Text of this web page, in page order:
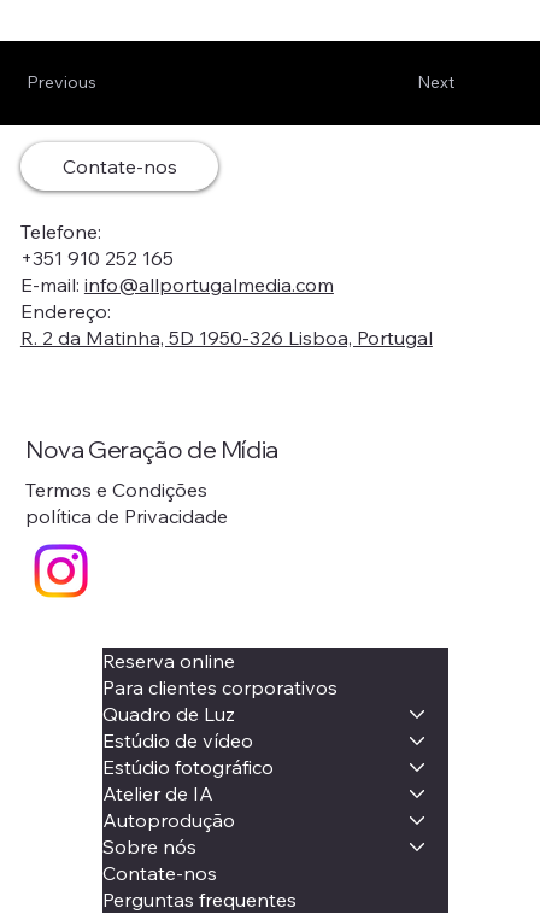
Next
Previous
Contate-nos
Telefone:
+351 910 252 165
E-mail: info@allportugalmedia.com
Endereço:
R. 2 da Matinha, 5D 1950-326 Lisboa, Portugal
Reserva online
Para clientes corporativos
Quadro de Luz
Estúdio de vídeo
Estúdio fotográfico
Atelier de IA
Autoprodução
Sobre nós
Contate-nos
Perguntas frequentes
Nova Geração de Mídia
Termos e Condições
política de Privacidade